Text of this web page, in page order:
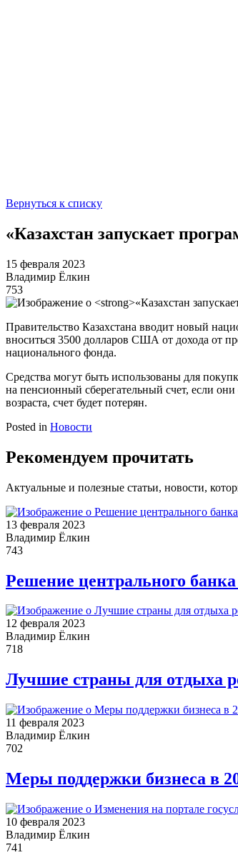
Вернуться к списку
«Казахстан запускает
15 февраля 2023
Владимир Ёлкин
753
Правительство Казахстана вводит новый
вноситься 3500 долларов США от дохода от
национального фонда.
Средства могут быть использованы для
на пенсионный сберегательный счет, если
возраста, счет будет потерян.
Posted in Новости
Рекомендуем прочитать
Актуальные и полезные статьи, новости,
13 февраля 2023
Владимир Ёлкин
743
Решение центрального
12 февраля 2023
Владимир Ёлкин
718
Лучшие страны для отдыха
11 февраля 2023
Владимир Ёлкин
702
Меры поддержки бизнеса в
10 февраля 2023
Владимир Ёлкин
741